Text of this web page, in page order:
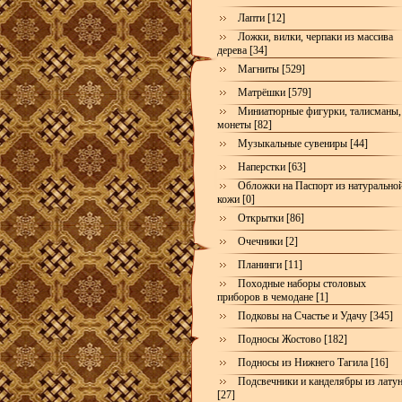
Лапти [12]
Ложки, вилки, черпаки из массива
дерева [34]
Магниты [529]
Матрёшки [579]
Миниатюрные фигурки, талисманы,
монеты [82]
Музыкальные сувениры [44]
Наперстки [63]
Обложки на Паспорт из
кожи [0]
Открытки [86]
Очечники [2]
Планинги [11]
Походные наборы столовых
приборов в чемодане [1]
Подковы на Счастье и Удачу [345]
Подносы Жостово [182]
Подносы из Нижнего Тагила [16]
Подсвечники и канделябры из
[27]